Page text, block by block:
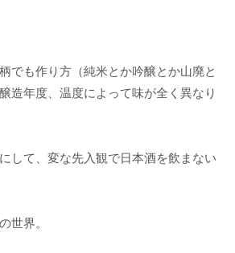
でも作り方（純米とか吟醸とか山廃と
造年度、温度によって味が全く異なり
して、変な先入観で日本酒を飲まない
世界。